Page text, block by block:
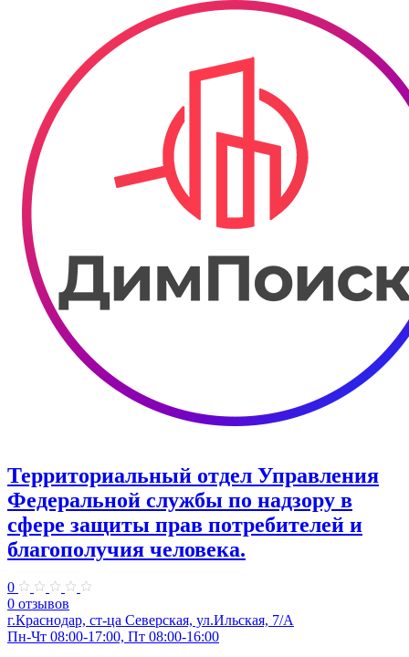
Территориальный отдел Управления
Федеральной службы по надзору в
сфере защиты прав потребителей и
благополучия человека.
0
0 отзывов
г.Краснодар, ст-ца Северская, ул.Ильская, 7/А
Пн-Чт 08:00-17:00, Пт 08:00-16:00